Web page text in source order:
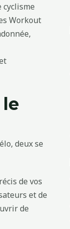
Workout
deux se
de vos
et de
de